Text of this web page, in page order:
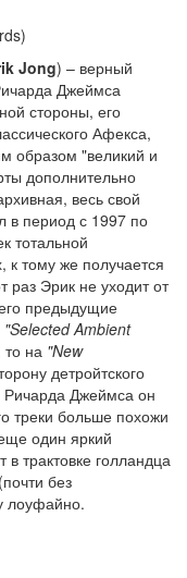
Jong) – верный
Джеймса
стороны, его
Афекса,
образом "великий и
дополнительно
весь свой
в период с 1997 по
тотальной
к тому же получается
раз Эрик не уходит от
предыдущие
"Selected Ambient
то на "New
детройтского
Ричарда Джеймса он
треки больше похожи
один яркий
в трактовке голландца
без
лоуфайно.